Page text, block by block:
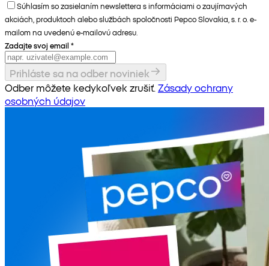
Súhlasím so zasielaním newslettera s informáciami o zaujímavých
akciách, produktoch alebo službách spoločnosti Pepco Slovakia, s. r. o. e-
mailom na uvedenú e-mailovú adresu.
Zadajte svoj email *
Prihláste sa na odber noviniek
Odber môžete kedykoľvek zrušiť. Zásady ochrany
osobných údajov